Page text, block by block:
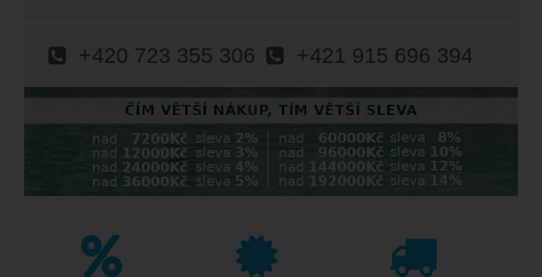
+420 723 355 306 +421 915 696 394